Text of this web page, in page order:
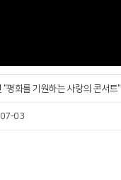
"평화를 기원하는 사랑의 콘서트"
03